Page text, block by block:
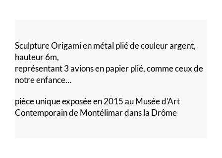
Sculpture Origami en métal plié de couleur argent,
hauteur 6m,
représentant 3 avions en papier plié, comme ceux de
notre enfance…
pièce unique exposée en 2015 au Musée d’Art
Contemporain de Montélimar dans la Drôme